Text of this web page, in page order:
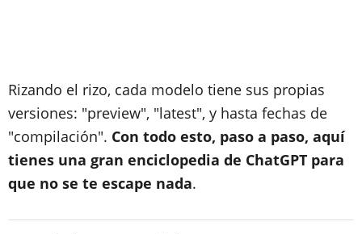
Rizando el rizo, cada modelo tiene sus propias
versiones: "preview", "latest", y hasta fechas de
"compilación". Con todo esto, paso a paso, aquí
tienes una gran enciclopedia de ChatGPT para
que no se te escape nada.